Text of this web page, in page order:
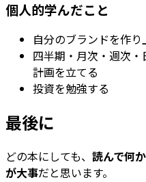
個人的学んだこと
自分のブランドを作
四半期・月次・週次
計画を立てる
投資を勉強する
最後に
どの本にしても、 読んで何
が大事だと思います。